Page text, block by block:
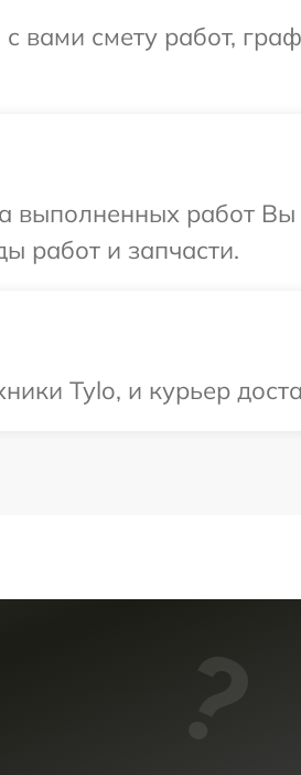
вами смету работ,
выполненных работ
работ и запчасти.
Tylo, и курьер